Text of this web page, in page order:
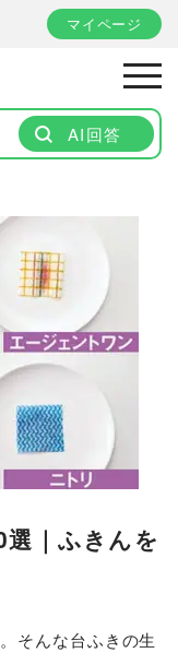
マイページ
AI回答
｜ふきんを
そんな台ふきの生